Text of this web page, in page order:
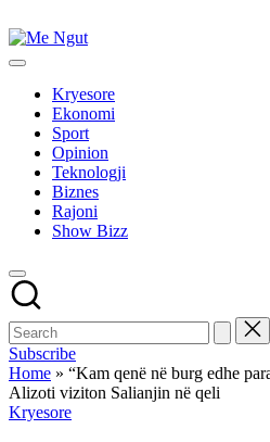
to
content
Me
Këtu
lajmet
ngut
Kryesore
Ekonomi
Sport
Opinion
Teknologji
Biznes
Rajoni
Show Bizz
Subscribe
Home » “Kam qenë në burg edhe
Alizoti viziton Salianjin në qeli
Posted
Kryesore